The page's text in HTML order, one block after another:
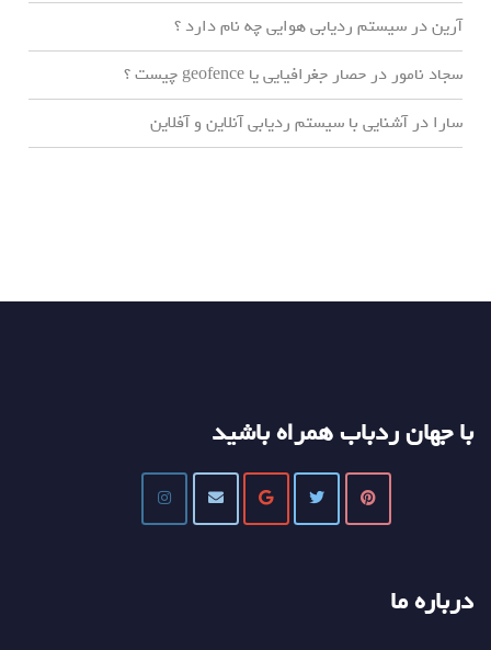
آریندر سیستم ردیابی هوایی چه نام دارد ؟
سجاد نامور در حصار جغرافیایی یا geofence چیست ؟
سارا درآشنایی با سیستم ردیابی آنلاین و آفلاین
با جهان ردباب همراه باشید
درباره ما